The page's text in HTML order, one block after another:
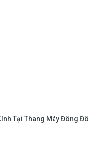
Tại Thang Máy Đông Đô